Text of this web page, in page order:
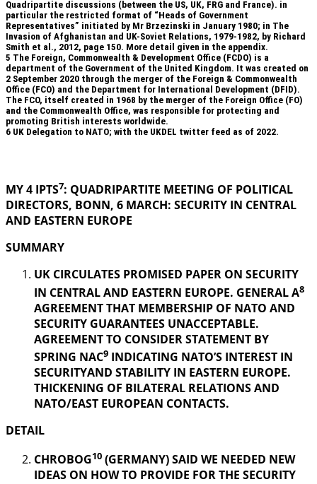
Quadripartite discussions (between the US, UK, FRG and France). in
particular the restricted format of “Heads of Government
Representatives” initiated by Mr Brzezinski in January 1980; in The
Invasion of Afghanistan and UK-Soviet Relations, 1979-1982, by Richard
Smith et al., 2012, page 150. More detail given in the appendix.
5 The Foreign, Commonwealth & Development Office (FCDO) is a
department of the Government of the United Kingdom. It was created on
2 September 2020 through the merger of the Foreign & Commonwealth
Office (FCO) and the Department for International Development (DFID).
The FCO, itself created in 1968 by the merger of the Foreign Office (FO)
and the Commonwealth Office, was responsible for protecting and
promoting British interests worldwide.
6 UK Delegation to NATO; with the UKDEL twitter feed as of 2022.
MY 4 IPTS7: QUADRIPARTITE MEETING OF POLITICAL
DIRECTORS, BONN, 6 MARCH: SECURITY IN CENTRAL
AND EASTERN EUROPE
SUMMARY
UK CIRCULATES PROMISED PAPER ON SECURITY
IN CENTRAL AND EASTERN EUROPE. GENERAL A8
AGREEMENT THAT MEMBERSHIP OF NATO AND
SECURITY GUARANTEES UNACCEPTABLE.
AGREEMENT TO CONSIDER STATEMENT BY
SPRING NAC9 INDICATING NATO’S INTEREST IN
SECURITYAND STABILITY IN EASTERN EUROPE.
THICKENING OF BILATERAL RELATIONS AND
NATO/EAST EUROPEAN CONTACTS.
DETAIL
CHROBOG10 (GERMANY) SAID WE NEEDED NEW
IDEAS ON HOW TO PROVIDE FOR THE SECURITY